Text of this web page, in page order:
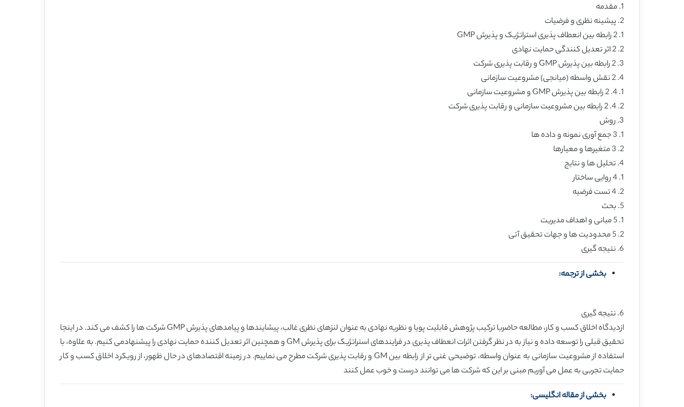
1. مقدمه
2. پیشینه نظری و فرضیات
1. 2 رابطه بین انعطاف پذیری استراتژیک و پذیرش GMP
2. 2 اثر تعدیل کنندگی حمایت نهادی
3. 2 رابطه بین پذیرش GMP و رقابت پذیری شرکت
4. 2 نقش واسطه (میانجی) مشروعیت سازمانی
1. 4. 2 رابطه بین پذیرش GMP و مشروعیت سازمانی
2. 4. 2 رابطه بین مشروعیت سازمانی و رقابت پذیری شرکت
3. روش
1. 3 جمع آوری نمونه و داده ها
2. 3 متغیرها و معیارها
4. تحلیل ها و نتایج
1. 4 روایی ساختار
2. 4 تست فرضیه
5. بحث
1. 5 مبانی و اهداف مدیریت
2. 5 محدودیت ها و جهات تحقیق آتی
6. نتیجه گیری
بخشی از ترجمه:
6. نتیجه گیری
ازدیدگاه اخلاق کسب و کار، مطالعه حاضربا ترکیب پژوهش قابلیت پویا و نظریه نهادی به عنوان لنزهای نظری غالب، پیشایندها و پیامدهای پذیرش GMP شرکت ها را کشف می کند. در اینجا
تحقیق قبلی را توسعه داده و نیاز به در نظر گرفتن اثرات انعطاف پذیری در فرایندهای استراتژیک برای پذیرش GM و همچنین اثر تعدیل کننده حمایت نهادی را پیشنهادمی کنیم. به علاوه، با
استفاده از مشروعیت سازمانی به عنوان واسطه، توضیحی غنی تر از رابطه بین GM و رقابت پذیری شرکت مطرح می نماییم. در زمینه اقتصادهای در حال ظهور، از رویکرد اخلاق کسب و کار
حمایت تجربی به عمل می آوریم مبنی بر این که شرکت ها می توانند درست و خوب عمل کنند
بخشی از مقاله انگلیسی: